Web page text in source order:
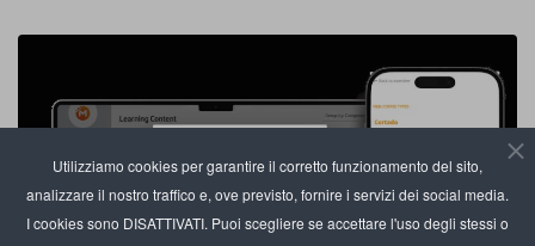
Utilizziamo cookies per garantire il corretto funzionamento del sito,
analizzare il nostro traffico e, ove previsto, fornire i servizi dei social media.
I cookies sono DISATTIVATI. Puoi scegliere se accettare l'uso degli stessi o